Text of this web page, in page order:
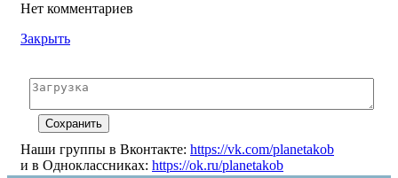
Нет комментариев
Закрыть
Наши группы в Вконтакте: https://vk.com/planetakob
и в Одноклассниках: https://ok.ru/planetakob